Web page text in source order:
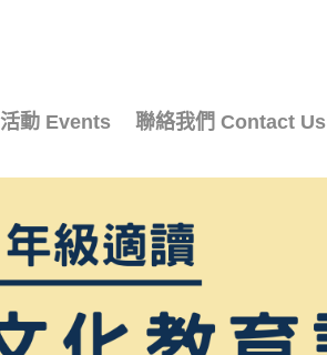
活動 Events 聯絡我們 Contact Us